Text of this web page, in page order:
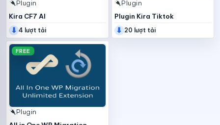
Plugin
Kira CF7 AI
⬇ 4 lượt tải
Plugin
Plugin Kira Tiktok
⬇ 20 lượt tải
FREE
Plugin